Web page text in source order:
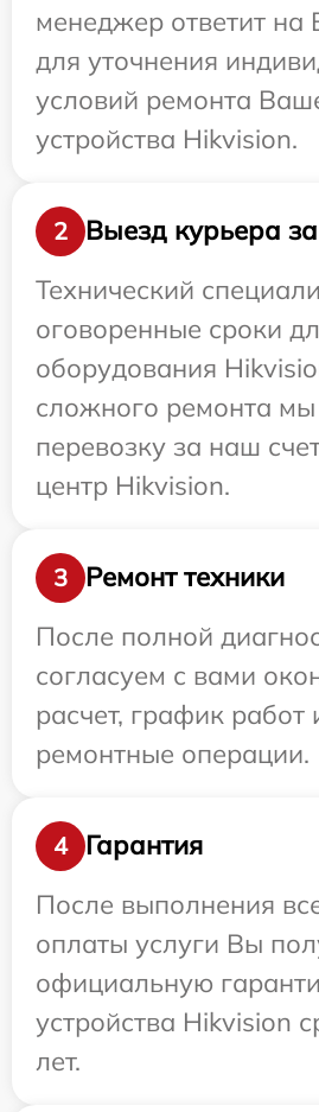
менеджер ответит на
для уточнения
условий ремонта
устройства Hikvision.
2
Выезд курьера
Технический
оговоренные сроки
оборудования
сложного ремонта
перевозку за наш
центр Hikvision.
3
Ремонт техники
После полной
согласуем с вами
расчет, график работ
ремонтные операции.
4
Гарантия
После выполнения
оплаты услуги Вы
официальную
устройства Hikvision
лет.